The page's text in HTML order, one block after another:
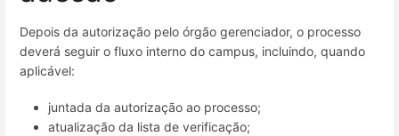
Depois da autorização pelo órgão gerenciador, o processo
deverá seguir o fluxo interno do campus, incluindo, quando
aplicável:
juntada da autorização ao processo;
atualização da lista de verificação;